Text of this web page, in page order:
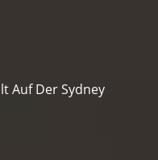
Auf Der Sydney